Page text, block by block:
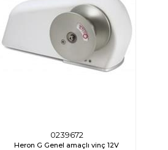
0239672
Heron G Genel amaçlı vinç 12V